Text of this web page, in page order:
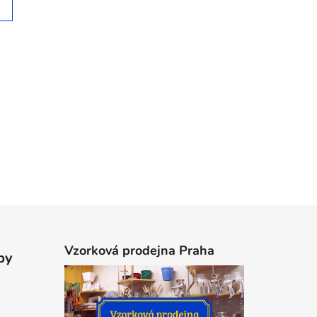
Vzorková prodejna Praha